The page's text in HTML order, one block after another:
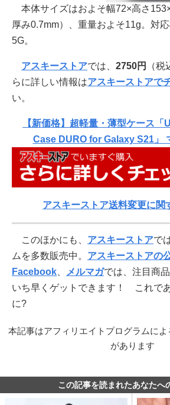
本体サイズはおよそ幅72×高さ
厚み0.7mm）、重量およそ11g。対
5G。
アスキーストアでは、 2750円
（
らに詳しい情報はアスキーストアで
い。
【新価格】超軽量・薄型ケース
Case DURO for Galaxy S21」
アスキーストア送料変更に関
このほかにも、 アスキーストアで
ムを多数販売中。 アスキーストアの
Facebook
メルマガでは、注目商
いち早くゲットできます！ これで
に?
本記事はアフィリエイトプログラムに
があります
この記事を読まれたあなたへ